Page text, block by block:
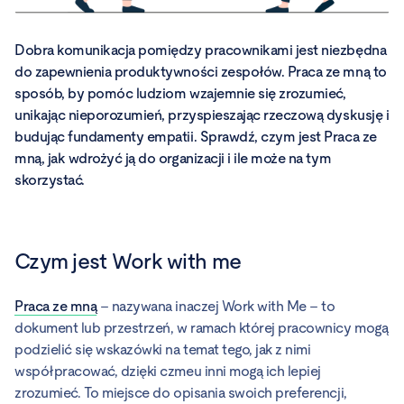
Dobra komunikacja pomiędzy pracownikami jest niezbędna
do zapewnienia produktywności zespołów. Praca ze mną to
sposób, by pomóc ludziom wzajemnie się zrozumieć,
unikając nieporozumień, przyspieszając rzeczową dyskusję i
budując fundamenty empatii. Sprawdź, czym jest Praca ze
mną, jak wdrożyć ją do organizacji i ile może na tym
skorzystać.
Czym jest Work with me
Praca ze mną– nazywana inaczej Work with Me – to
dokument lub przestrzeń, w ramach której pracownicy mogą
podzielić się wskazówki na temat tego, jak z nimi
współpracować, dzięki czmeu inni mogą ich lepiej
zrozumieć. To miejsce do opisania swoich preferencji,